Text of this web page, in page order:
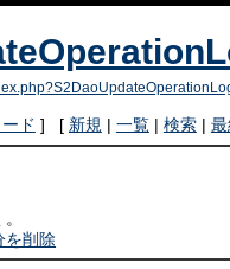
ド ] [ 新規 | 一覧| 検索|
を削除